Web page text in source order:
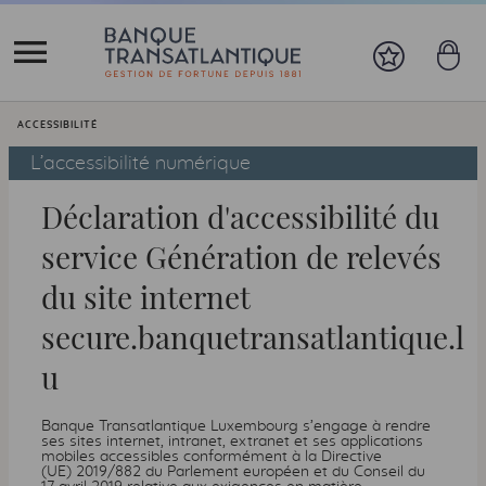
Vous êtes ici:
ACCESSIBILITÉ
L’accessibilité numérique
Déclaration d'accessibilité du
service Génération de relevés
du site internet
secure.banquetransatlantique.l
u
Banque Transatlantique Luxembourg s’engage à rendre
ses sites internet, intranet, extranet et ses applications
mobiles accessibles conformément à la Directive
(UE) 2019/882 du Parlement européen et du Conseil du